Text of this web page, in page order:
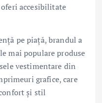
accesibilitate
pe piață, brandul a
mai populare produse
vestimentare din
grafice, care
și stil